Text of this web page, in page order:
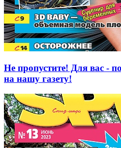
Не пропустите! Для вас -
на нашу газету!